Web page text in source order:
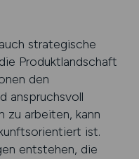
strategische
Produktlandschaft
den
anspruchsvoll
zu arbeiten, kann
ist.
entstehen, die